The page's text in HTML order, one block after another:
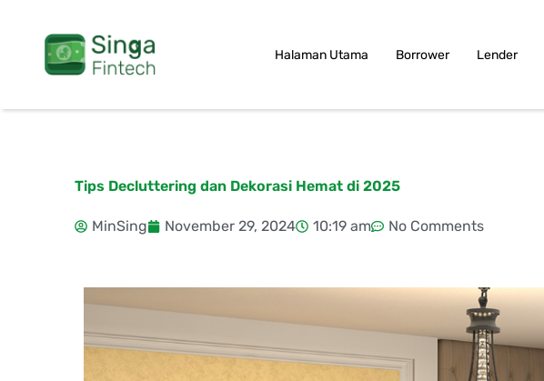
content
Halaman Utama Borrower Lender
Tips Decluttering dan Dekorasi Hemat di 2025
MinSing November 29, 2024 10:19 am No Comments